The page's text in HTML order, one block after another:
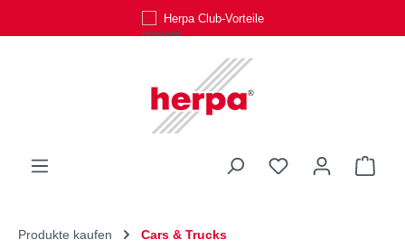
Zum Hauptinhalt springenHerpa Club-Vorteile
Du hast 0
Produkte kaufen Cars & Trucks